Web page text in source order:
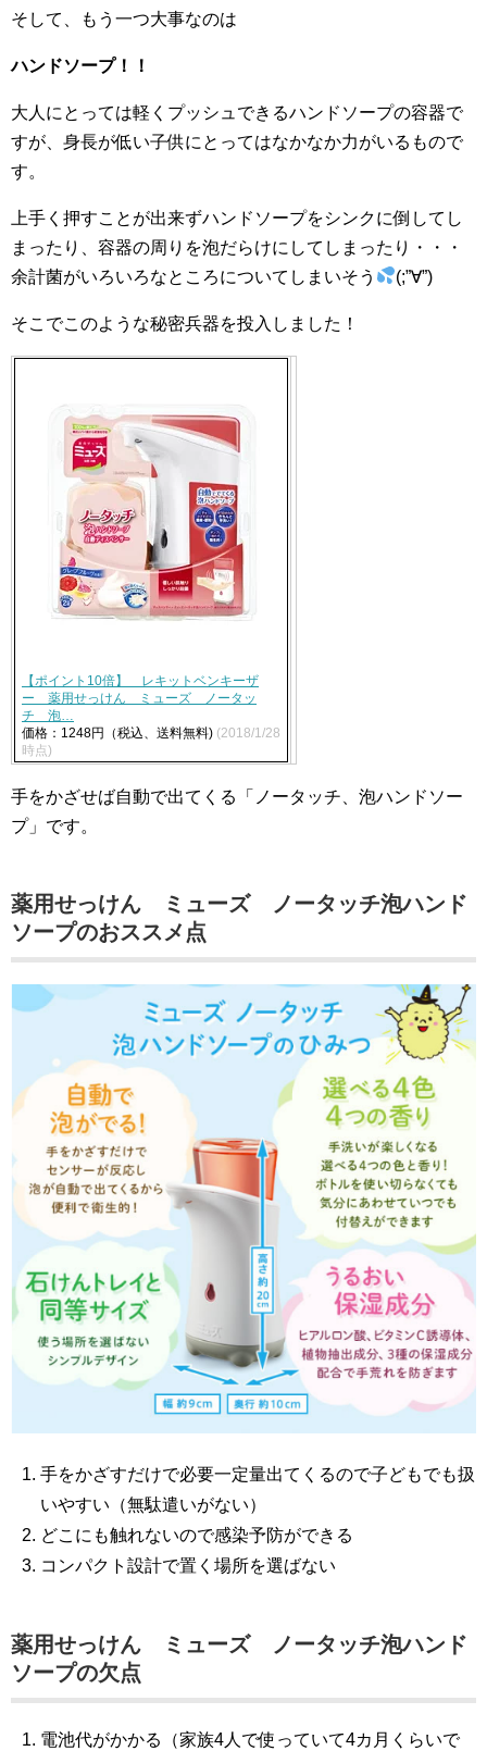
そして、もう一つ大事なのは
ハンドソープ！！
大人にとっては軽くプッシュできるハンドソープの容器で
すが、身長が低い子供にとってはなかなか力がいるもので
す。
上手く押すことが出来ずハンドソープをシンクに倒してし
まったり、容器の周りを泡だらけにしてしまったり・・・
余計菌がいろいろなところについてしまいそう
(;”∀”)
そこでこのような秘密兵器を投入しました！
【ポイント10倍】 レキットベンキーザ
ー 薬用せっけん ミューズ ノータッ
チ 泡…
価格：1248円（税込、送料無料) (2018/1/28
時点)
手をかざせば自動で出てくる「ノータッチ、泡ハンドソー
プ」です。
薬用せっけん ミューズ ノータッチ泡ハンド
ソープのおススメ点
手をかざすだけで必要一定量出てくるので子どもでも扱
いやすい（無駄遣いがない）
どこにも触れないので感染予防ができる
コンパクト設計で置く場所を選ばない
薬用せっけん ミューズ ノータッチ泡ハンド
ソープの欠点
電池代がかかる（家族4人で使っていて4カ月くらいで